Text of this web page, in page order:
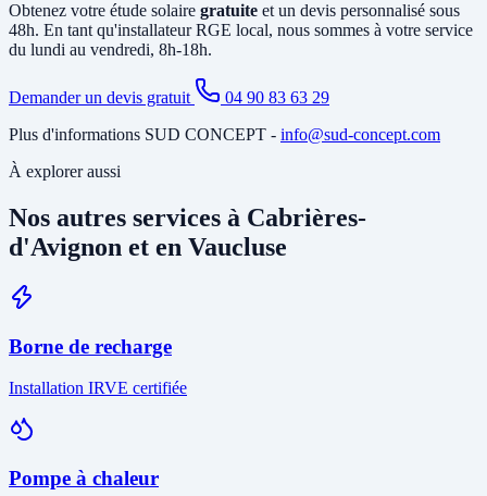
Obtenez votre étude solaire gratuite et un devis personnalisé sous
48h. En tant qu'installateur RGE local, nous sommes à votre service
du lundi au vendredi, 8h-18h.
Demander un devis gratuit
04 90 83 63 29
Plus d'informations SUD CONCEPT - info@sud-concept.com
À explorer aussi
Nos autres services à Cabrières-
d'Avignon et en Vaucluse
Borne de recharge
Installation IRVE certifiée
Pompe à chaleur